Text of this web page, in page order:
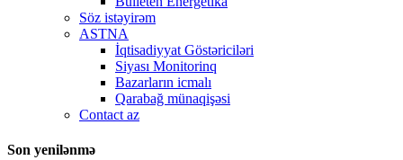
Söz istəyirəm
ASTNA
İqtisadiyyat Göstəriciləri
Siyası Monitorinq
Bazarların icmalı
Qarabağ münaqişəsi
Contact az
Son yenilənmə